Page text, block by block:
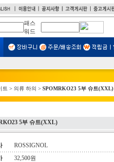
패스
워드
트 > 의류 하의 > SPOMRKO23 5부 슈트(XXL)
5부 슈트(XXL)
ROSSIGNOL
32,500원